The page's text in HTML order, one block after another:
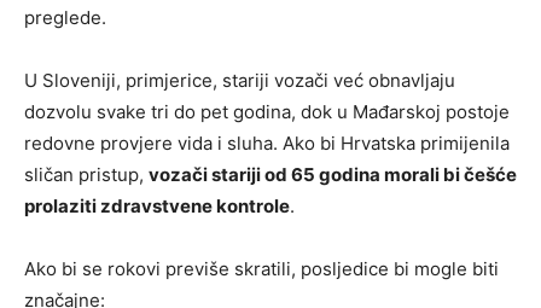
preglede.
U Sloveniji, primjerice, stariji vozači već obnavljaju
dozvolu svake tri do pet godina, dok u Mađarskoj postoje
redovne provjere vida i sluha. Ako bi Hrvatska primijenila
sličan pristup, vozači stariji od 65 godina morali bi češće
prolaziti zdravstvene kontrole.
Ako bi se rokovi previše skratili, posljedice bi mogle biti
značajne: